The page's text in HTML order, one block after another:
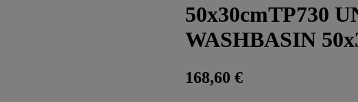
50x30cmTP730
WASHBASIN
168,60 €